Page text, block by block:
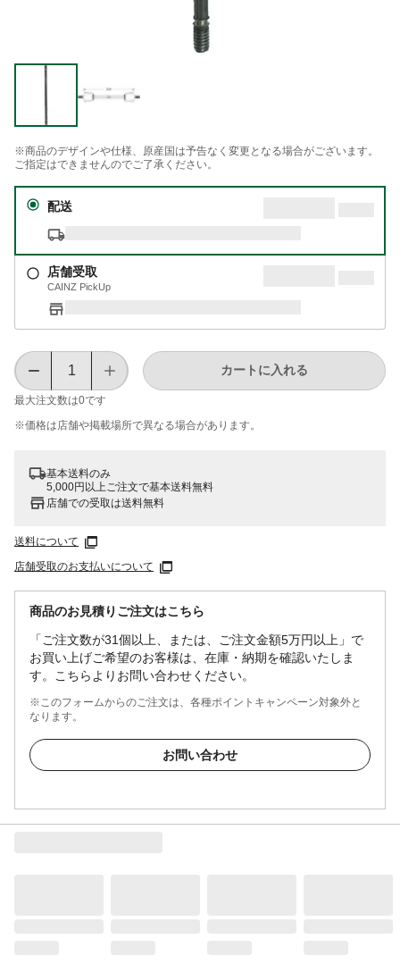
※商品のデザインや仕様、原産国は予告なく変更となる場合がございます。
ご指定はできませんのでご了承ください。
配送
店舗受取
CAINZ PickUp
最大注文数は0です
カートに入れる
※価格は​店舗や​掲載場所で​異なる​場合が​あります。
基本送料のみ
5,000円以上ご注文で基本送料無料
店舗での受取は送料無料
送料について
店舗受取のお支払いについて
商品のお見積りご注文はこちら
「ご注文数が31個以上、または、ご注文金額5万円以上」で
お買い上げご希望のお客様は、在庫・納期を確認いたしま
す。こちらよりお問い合わせください。
※このフォームからのご注文は、各種ポイントキャンペーン対象外と
なります。
お問い合わせ